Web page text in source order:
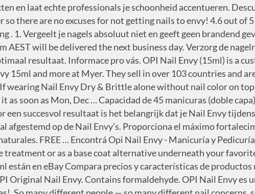
je Nail Envy tijdens de kuur gebruikt in combinatie met de OPI Aloë Vera Nagellakremover.Deze formule is extra zacht en speciaal afgestemd op de Nail Envy’s. It can also be used as a top coat over nail lacquer. Opi - NAIL ENVY MATE 15 ml is wat jij nodig hebt om jezelf extra in de verf te zetten! Shop for OPI Nail Envy Sensitive & Peeling Nails Nail Strengthener at Fred Meyer. La primera etapa de la preparación de las uñas ¡Proporciona endurecimiento máximo con proteína de trigo hidrolizada y calcio, para tener una uñas naturales más duras, largas y fuertes. Suscríbete para recibir noticias sobre lanzamientos de colecciones, eventos exclusivos y más. Protector y endurecedor de uñas libre de formaldehído con antioxidantes, vitamina E y aceite de nuez de Kukui para aliviar, calmar y mimar sus uñas después de un peeling o de agresiones externas gracias a su fórmula con aloe vera. Kód: NT121. 65 ($23.30/Fl Oz) $17.95 $17.95. ¿Conoces un entusiasta de las uñas? Gebruiksaanwijzing. All Nail Envy nail strengthener products can be used as a stand-alone treatment or as a base coat alternative underneath your favorite OPI Nail Lacquer. Bubble Bath is één van de twee tinten die ik kreeg toegestuurd. OPI-NTT80. Skladem (> 5 ks) 540 Kč Detail. Click on the suppliers name for more information or for information on where to get your Professional OPI, Manicure and Pedicure click here. Comprar. Explore the Official OPI® Site and discover the latest in OPI nail polishes and gels, nail care systems, and nail art trends. Gift Set, Bubble Bath, Nail Lacquer Gift Set Big Apple Red & Bubble Bath Nail Lacquer, OPI Nail Lacquer Gift Set Big Apple Red & Bubble Bath Nail Lacquer, OPI OPI Infinite Shine - You Sustain Me. OPI Infinite Shine Tagus In That Selfie. Entre y conozca nuestras increíbles ofertas y promociones. I will be ranking them on price, bottle size, formula, colour, how effective it is and my thoughts. Use under your nail color or alone to strengthen your nails. *Express or same day delivery availability is subject to a delivery address and product. © Copyright 1999-2021 Myer Pty Ltd. GPO Box 2215, Melbourne VIC 3001. Este tratamiento de Opi es recomendable utilizarlo después Opi Uñas Quebradizas , así mantendrás tus uñas saludables después de fortalecerlas, … Save 5% more with Subscribe & Save. In one corner we have OPI's Nail Envy Maintenance and in the other corner is Essie's Grow Stronger. OPI Nail Envy Soft & Thin . OPI Nail Envy Soft & Thin . OPI Nail Envy (15ml) is a custom formulated natural nail strengthener. Skladem (> 5 ks) 540 Kč Detail. Aporta elasticidad y asi evitando las puntas abiertas y las roturas. Tecnología Nail Envy comprobada en una fórmula específicamente diseñada para uñas sensibles. Say goodbye to weak, damaged nails with OPI Nail Envy! Save 5% more with Subscribe & Save. Cantidad. Save 5% more with Subscribe & Save. 4.6 out of 5 stars 16,057. Get the latest and get inspired. Nail Envy by OPI is literally the best nail strengthening polish out there. Opi Nail Envy Maintenance 15 ml. Find quality beauty products to add to your Shopping List or order online for Delivery or Pickup. OPI Nail Envy Sensitive & Peeling . The OPI Nail Envy for Sensitive & Peeling Nails formaldehyde-free formula protects against peeling with antioxidant vitamin E and kukui nut oil, plus soothing Aloe Vera. Vyživující lak na nehty. Find quality beauty products to add to your Shopping List or order online for Delivery or Pickup. Buy Now, Collect In-Store